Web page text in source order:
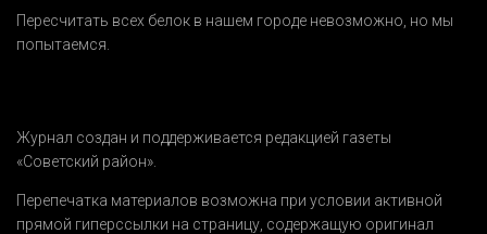
Пересчитать всех белок в нашем городе невозможно, но мы
попытаемся.
Журнал создан и поддерживается редакцией газеты
«Советский район».
Перепечатка материалов возможна при условии активной
прямой гиперссылки на страницу, содержащую оригинал